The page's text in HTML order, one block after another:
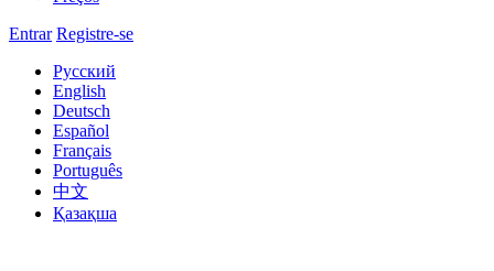
Entrar Registre-se
Русский
English
Deutsch
Español
Français
Português
中文
Қазақша